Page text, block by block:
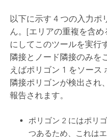
以下に示す 4 つの入力ポ
ん。[エリアの重複を含
にしてこのツールを実行
隣接とノード隣接のみを
えばポリゴン 1 をソース
隣接ポリゴンが検出され
報告されます。
ポリゴン 2 にはポリ
つあるため、これは